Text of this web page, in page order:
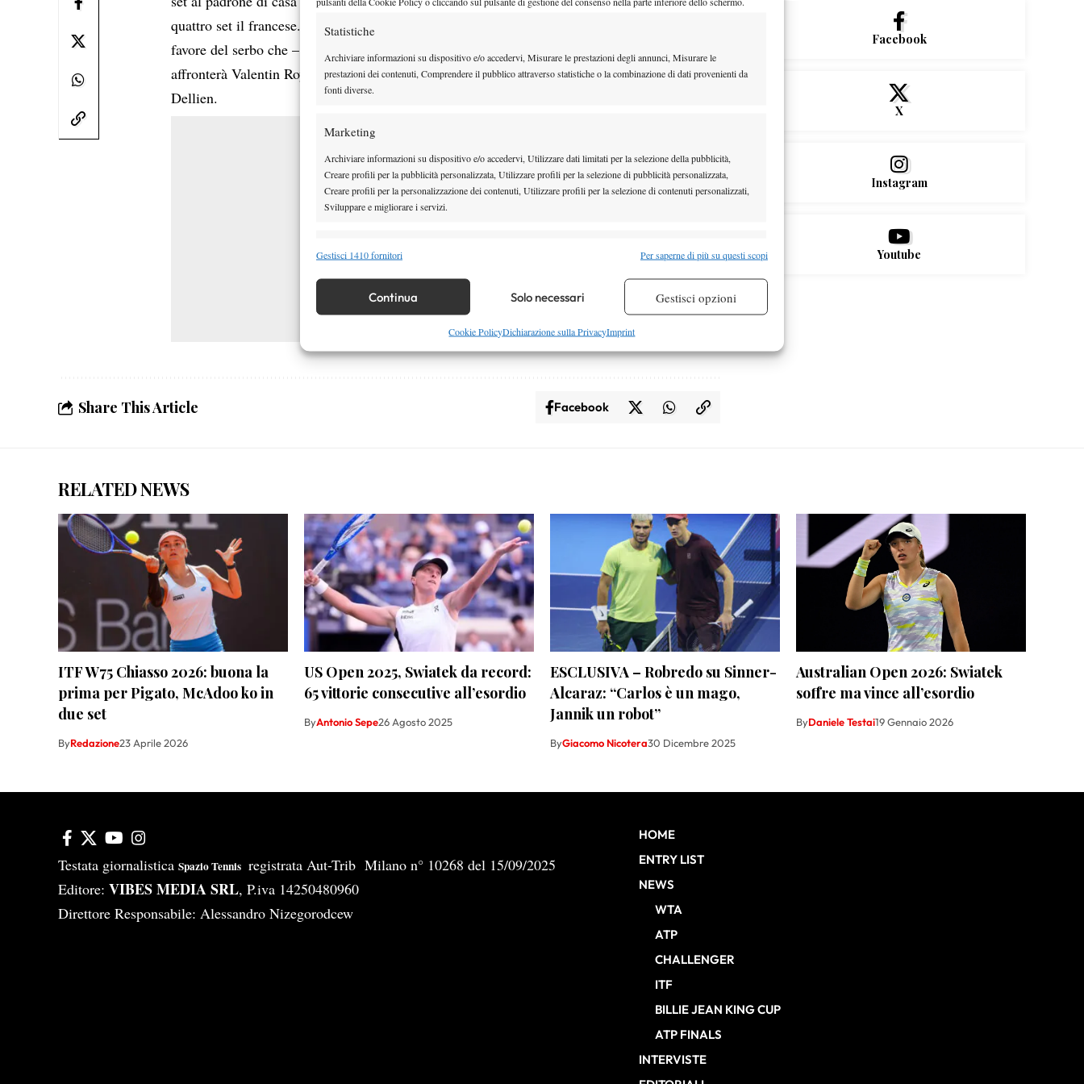
Statistiche
Archiviare informazioni su dispositivo e/o accedervi, Misurare le prestazioni degli annunci, Misurare le
prestazioni dei contenuti, Comprendere il pubblico attraverso statistiche o la combinazione di dati provenienti da
fonti diverse.
Marketing
Archiviare informazioni su dispositivo e/o accedervi, Utilizzare dati limitati per la selezione della pubblicità,
Creare profili per la pubblicità personalizzata, Utilizzare profili per la selezione di pubblicità personalizzata,
Creare profili per la personalizzazione dei contenuti, Utilizzare profili per la selezione di contenuti personalizzati,
Sviluppare e migliorare i servizi.
Funzionalità
Identificare i dispositivi in base alle informazioni trasmesse automaticamente.
Garantire la sicurezza, prevenire e rilevare frodi, correggere errori,
Erogare e presentare pubblicità e contenuto, Salvare e comunicare le
Sempre attivo
Gestisci 1410 fornitori Per saperne di più su questi scopi
Continua Solo necessari Gestisci opzioni
Cookie PolicyDichiarazione sulla PrivacyImprint
quattro set il francese. 5-7 7-5 6-1 6-4, in due ore e x minuti di gioco, il punteggio in
favore del serbo che – pur senza impressionare – avanza al secondo turno, dove
affronterà Valentin Royer. Il transalpino ha dominato in tre set il qualificato Hugo
Dellien.
Share This Article Facebook
Facebook
X
Instagram
Youtube
RELATED NEWS
ITF W75 Chiasso 2026: buona la
prima per Pigato, McAdoo ko in
due set
ByRedazione23 Aprile 2026
US Open 2025, Swiatek da record:
65 vittorie consecutive all’esordio
ByAntonio Sepe26 Agosto 2025
ESCLUSIVA – Robredo su Sinner-
Alcaraz: “Carlos è un mago,
Jannik un robot”
ByGiacomo Nicotera30 Dicembre 2025
Australian Open 2026: Swiatek
soffre ma vince all’esordio
ByDaniele Testai19 Gennaio 2026
Testata giornalistica Spazio Tennis registrata Aut-Trib Milano n° 10268 del 15/09/2025
Editore: VIBES MEDIA SRL, P.iva 14250480960
Direttore Responsabile: Alessandro Nizegorodcew
HOME
ENTRY LIST
NEWS
WTA
ATP
CHALLENGER
ITF
BILLIE JEAN KING CUP
ATP FINALS
INTERVISTE